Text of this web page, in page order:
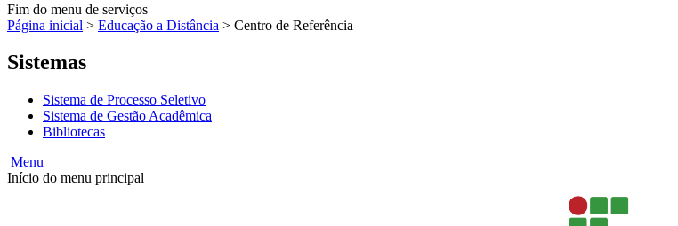
Fim do menu de serviços
Página inicial > Educação a Distância > Centro de Referência
Sistemas
Sistema de Processo Seletivo
Sistema de Gestão Acadêmica
Bibliotecas
Menu
Início do menu principal